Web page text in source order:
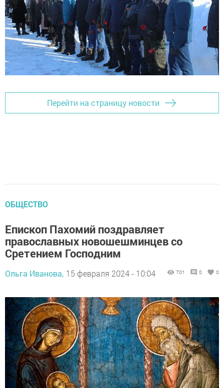
Перейти на страницу новости
ОБЩЕСТВО
Епископ Пахомий поздравляет
православных новошешминцев со
Сретением Господним
Ольга Иванова, 15 февраля 2024 - 10:04 701 0 0